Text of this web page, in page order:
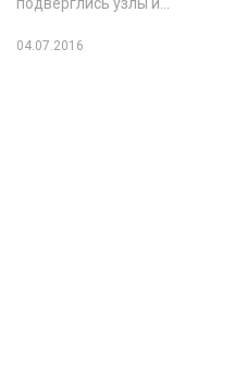
04.07.2016